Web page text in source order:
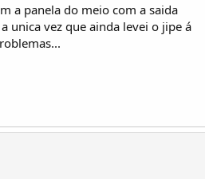
a panela do meio com a saida
unica vez que ainda levei o jipe á